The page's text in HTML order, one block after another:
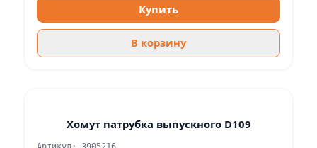
Купить
В корзину
Хомут патрубка выпускного D109